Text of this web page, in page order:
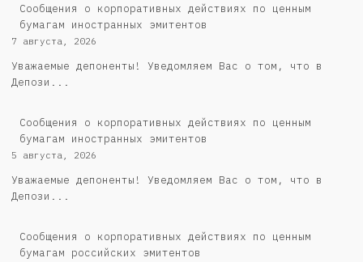
Сообщения о корпоративных действиях по ценным
бумагам иностранных эмитентов
7 августа, 2026
Уважаемые депоненты! Уведомляем Вас о том, что в
Депози...
Сообщения о корпоративных действиях по ценным
бумагам иностранных эмитентов
5 августа, 2026
Уважаемые депоненты! Уведомляем Вас о том, что в
Депози...
Cообщения о корпоративных действиях по ценным
бумагам российских эмитентов